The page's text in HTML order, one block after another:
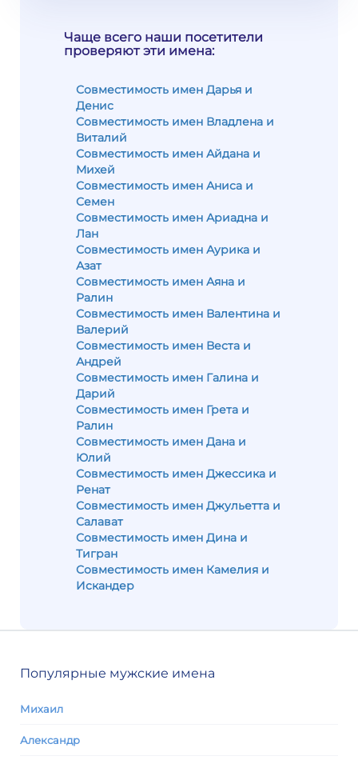
Чаще всего наши посетители
проверяют эти имена:
Совместимость имен Дарья и
Денис
Совместимость имен Владлена и
Виталий
Совместимость имен Айдана и
Михей
Совместимость имен Аниса и
Семен
Совместимость имен Ариадна и
Лан
Совместимость имен Аурика и
Азат
Совместимость имен Аяна и
Ралин
Совместимость имен Валентина и
Валерий
Совместимость имен Веста и
Андрей
Совместимость имен Галина и
Дарий
Совместимость имен Грета и
Ралин
Совместимость имен Дана и
Юлий
Совместимость имен Джессика и
Ренат
Совместимость имен Джульетта и
Салават
Совместимость имен Дина и
Тигран
Совместимость имен Камелия и
Искандер
Популярные мужские имена
Михаил
Александр